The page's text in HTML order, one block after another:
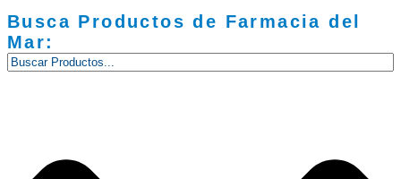
Busca Productos de Farmacia del
Mar: